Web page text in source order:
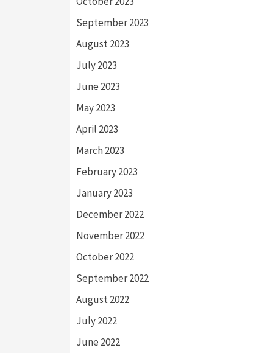
September 2023
August 2023
July 2023
June 2023
May 2023
April 2023
March 2023
February 2023
January 2023
December 2022
November 2022
October 2022
September 2022
August 2022
July 2022
June 2022